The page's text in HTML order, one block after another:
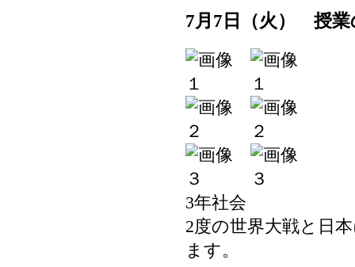
7月7日（火） 授業
3年社会
2度の世界大戦と日
ます。